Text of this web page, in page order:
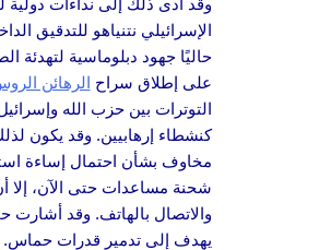
الإسرائيلي نتنياهو
حاليًا جهود دبلوماسية لتهدئة
على إطلاق سراح الرهائن
التوترات بين حزب الله
كنشطاء إرهابيين. وقد يكون
مخاوف بشأن احتمال إساءة
شحنة مساعدات حتى الآن، إلا
والاتصال بالهاتف. وقد أشارت
يهدف إلى تدمير قدرات حماس.